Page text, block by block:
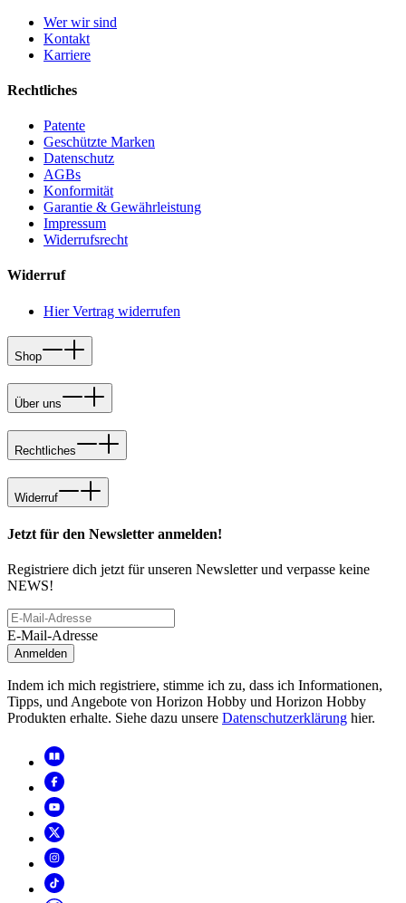
Wer wir sind
Kontakt
Karriere
Rechtliches
Patente
Geschützte Marken
Datenschutz
AGBs
Konformität
Garantie & Gewährleistung
Impressum
Widerrufsrecht
Widerruf
Hier Vertrag widerrufen
Shop
Über uns
Rechtliches
Widerruf
Jetzt für den Newsletter anmelden!
Registriere dich jetzt für unseren Newsletter und verpasse keine
NEWS!
E-Mail-Adresse
Anmelden
Indem ich mich registriere, stimme ich zu, dass ich Informationen,
Tipps, und Angebote von Horizon Hobby und Horizon Hobby
Produkten erhalte. Siehe dazu unsere Datenschutzerklärung hier.